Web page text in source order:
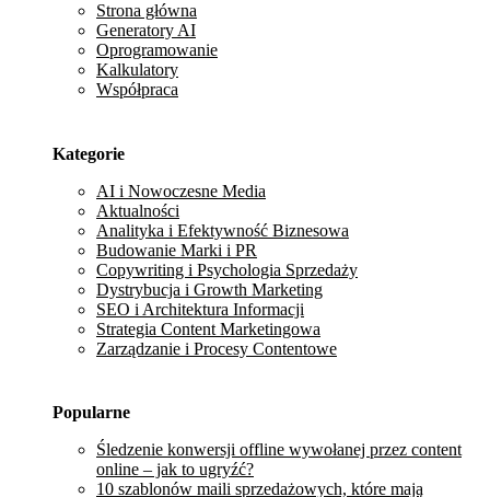
Strona główna
Generatory AI
Oprogramowanie
Kalkulatory
Współpraca
Kategorie
AI i Nowoczesne Media
Aktualności
Analityka i Efektywność Biznesowa
Budowanie Marki i PR
Copywriting i Psychologia Sprzedaży
Dystrybucja i Growth Marketing
SEO i Architektura Informacji
Strategia Content Marketingowa
Zarządzanie i Procesy Contentowe
Popularne
Śledzenie konwersji offline wywołanej przez content
online – jak to ugryźć?
10 szablonów maili sprzedażowych, które mają